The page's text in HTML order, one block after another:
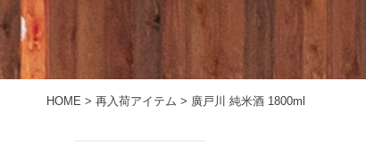
HOME > 再入荷アイテム > 廣戸川 純米酒 1800ml